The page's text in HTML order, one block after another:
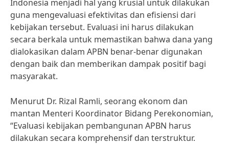
Indonesia menjadi hal yang krusial untuk dilakukan
guna mengevaluasi efektivitas dan efisiensi dari
kebijakan tersebut. Evaluasi ini harus dilakukan
secara berkala untuk memastikan bahwa dana yang
dialokasikan dalam APBN benar-benar digunakan
dengan baik dan memberikan dampak positif bagi
masyarakat.
Menurut Dr. Rizal Ramli, seorang ekonom dan
mantan Menteri Koordinator Bidang Perekonomian,
“Evaluasi kebijakan pembangunan APBN harus
dilakukan secara komprehensif dan terstruktur.